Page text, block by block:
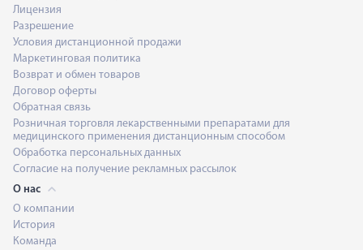
Лицензия
Разрешение
Условия дистанционной продажи
Маркетинговая политика
Возврат и обмен товаров
Договор оферты
Обратная связь
Розничная торговля лекарственными препаратами для
медицинского применения дистанционным способом
Обработка персональных данных
Согласие на получение рекламных рассылок
О нас
О компании
История
Команда